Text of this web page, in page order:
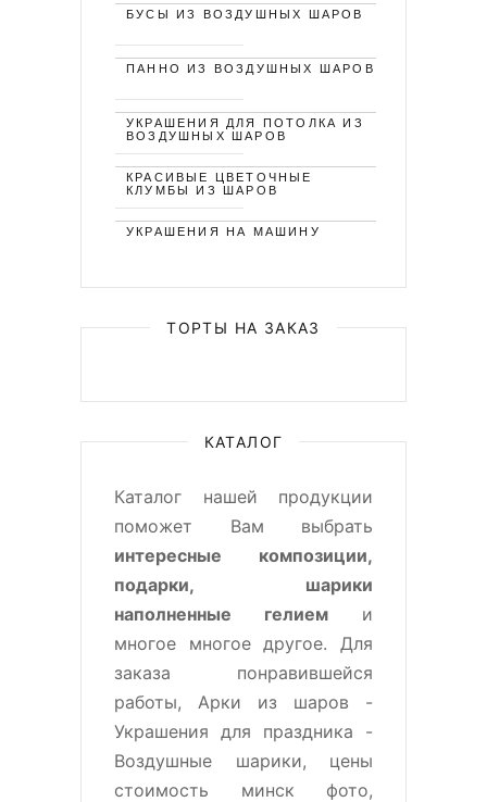
БУСЫ ИЗ ВОЗДУШНЫХ ШАРОВ
ПАННО ИЗ ВОЗДУШНЫХ ШАРОВ
УКРАШЕНИЯ ДЛЯ ПОТОЛКА ИЗ
ВОЗДУШНЫХ ШАРОВ
КРАСИВЫЕ ЦВЕТОЧНЫЕ
КЛУМБЫ ИЗ ШАРОВ
УКРАШЕНИЯ НА МАШИНУ
ТОРТЫ НА ЗАКАЗ
КАТАЛОГ
Каталог нашей продукции
поможет Вам выбрать
интересные композиции,
подарки, шарики
наполненные гелием и
многое многое другое. Для
заказа понравившейся
работы, Арки из шаров -
Украшения для праздника -
Воздушные шарики, цены
стоимость минск фото,